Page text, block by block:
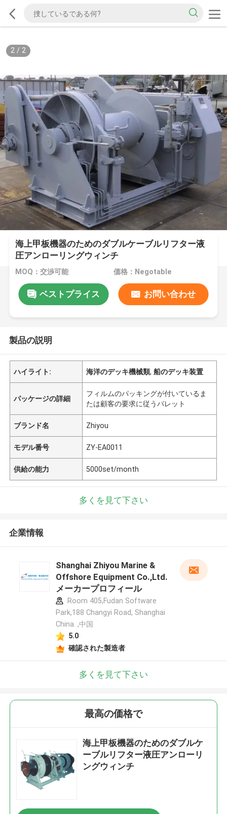
2/ 2
海上甲板機器のためのダブルケーブルリフター液
圧アンローリングウィンチ
MOQ：交渉可能 価格：Negotable
ベストプライス お問い合わせ
製品の説明
ハイライト: 海洋のデッキ機械類,船のデッキ装置
パッケージの詳細
フィルムのパッキングが付いているま
たは顧客の要求に従うパレット
ブランド名 Zhiyou
モデル番号 ZY-EA0011
供給の能力 5000set/month
多くを見て下さい
企業情報
Shanghai Zhiyou Marine &
Offshore Equipment Co.,Ltd.
メーカープロフィール
Room 405,Fudan Software
Park,188 Changyi Road, Shanghai
China. ,中国
5.0
確認された製造者
多くを見て下さい
最高の価格で
海上甲板機器のためのダブルケ
ーブルリフター液圧アンローリ
ングウィンチ